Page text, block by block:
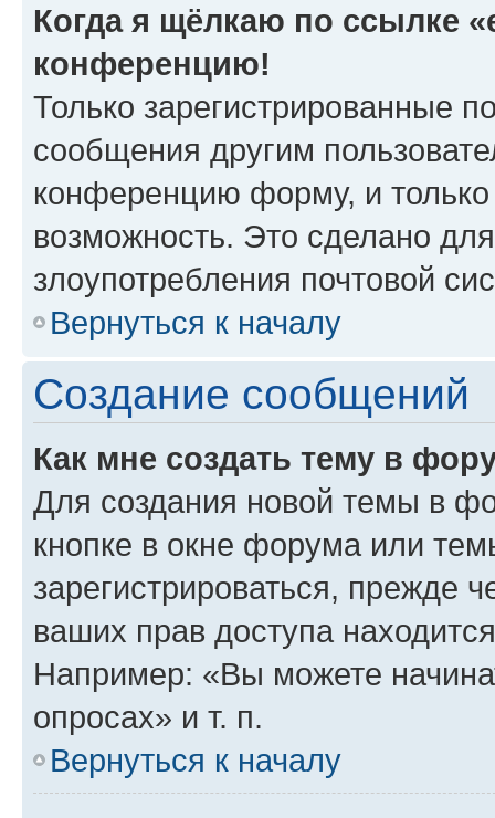
Когда я щёлкаю по ссылке
конференцию!
Только зарегистрированные
сообщения другим
конференцию форму, и
возможность. Это сделано
злоупотребления почтовой
Вернуться к началу
Создание сообщений
Как мне создать тему в
Для создания новой темы в
кнопке в окне форума или
зарегистрироваться, прежде
ваших прав доступа
Например: «Вы можете
опросах» и т. п.
Вернуться к началу